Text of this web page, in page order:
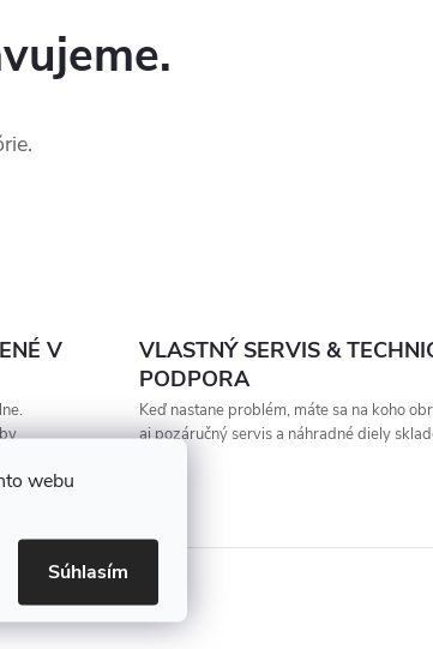
webu
Súhlasím
V
VLASTNÝ SERVIS &
PODPORA
Keď nastane problém, máte sa na koho
aj pozáručný servis a náhradné diely